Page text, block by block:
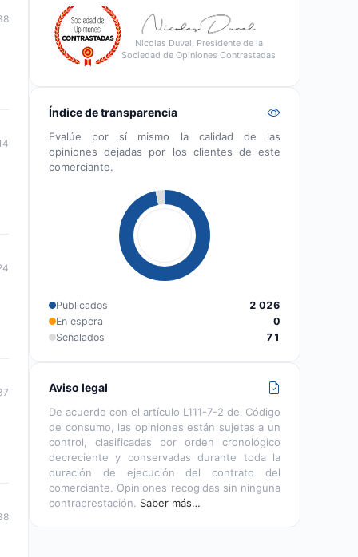
Nicolas Duval, Presidente de la
Sociedad de Opiniones Contrastadas
Índice de transparencia
Evalúe por sí mismo la calidad de las
opiniones dejadas por los clientes de este
comerciante.
Publicados
2 026
En espera
0
Señalados
71
Aviso legal
De acuerdo con el artículo L111-7-2 del Código
de consumo, las opiniones están sujetas a un
control, clasificadas por orden cronológico
decreciente y conservadas durante toda la
duración de ejecución del contrato del
comerciante. Opiniones recogidas sin ninguna
contraprestación. Saber más…